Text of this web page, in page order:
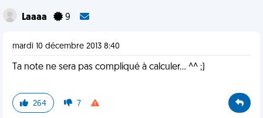
Laaaa 9
mardi 10 décembre 2013 8:40
Ta note ne sera pas compliqué à calculer... ^^ ;)
264 7